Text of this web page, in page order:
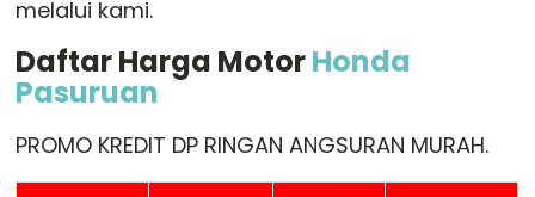
melalui kami.
Daftar Harga MotorHonda
Pasuruan
PROMO KREDIT DP RINGAN ANGSURAN MURAH.